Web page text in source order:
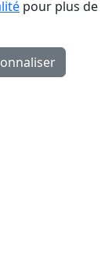
pour plus de